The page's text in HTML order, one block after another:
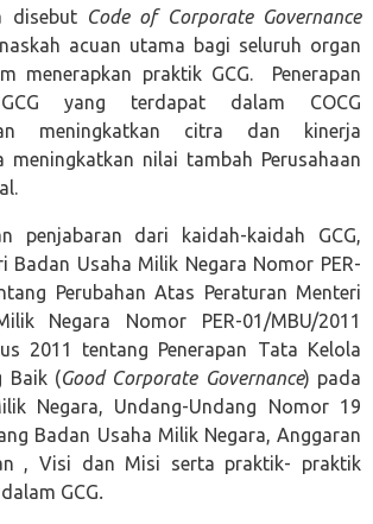
disebut Code of Corporate Governance
acuan utama bagi seluruh organ
menerapkan praktik GCG. Penerapan
GCG yang terdapat dalam COCG
meningkatkan citra dan kinerja
meningkatkan nilai tambah Perusahaan
penjabaran dari kaidah-kaidah GCG,
Badan Usaha Milik Negara Nomor PER-
Perubahan Atas Peraturan Menteri
Negara Nomor PER-01/MBU/2011
2011 tentang Penerapan Tata Kelola
Baik (Good Corporate Governance) pada
Negara, Undang-Undang Nomor 19
Badan Usaha Milik Negara, Anggaran
, Visi dan Misi serta praktik- praktik
GCG.